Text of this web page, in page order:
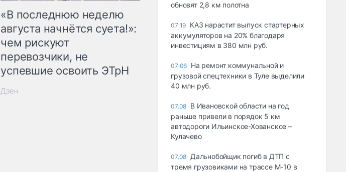
«В последнюю неделю
августа начнётся суета!»:
чем рискуют
перевозчики, не
успевшие освоить ЭТрН
Дзен
обновят 2,8 км полотна
07:19 КАЗ нарастит выпуск стартерных
аккумуляторов на 20% благодаря
инвестициям в 380 млн руб.
07:06 На ремонт коммунальной и
грузовой спецтехники в Туле выделили
40 млн руб.
07.08 В Ивановской области на год
раньше привели в порядок 5 км
автодороги Ильинское-Хованское –
Кулачево
07.08 Дальнобойщик погиб в ДТП с
тремя грузовиками на трассе М-10 в